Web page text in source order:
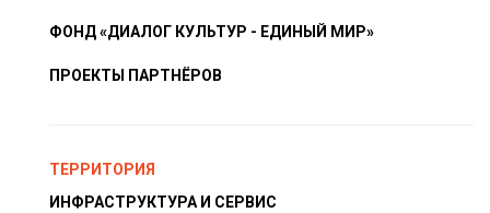
ФОНД «ДИАЛОГ КУЛЬТУР - ЕДИНЫЙ МИР»
ПРОЕКТЫ ПАРТНЁРОВ
ТЕРРИТОРИЯ
ИНФРАСТРУКТУРА И СЕРВИС